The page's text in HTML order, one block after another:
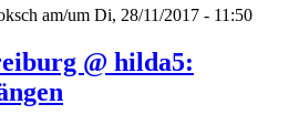
am/um Di, 28/11/2017 - 11:50
@ hilda5: